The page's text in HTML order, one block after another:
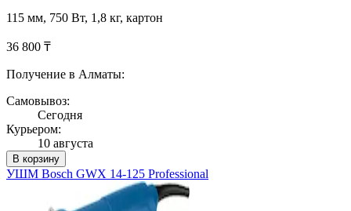
115 мм, 750 Вт, 1,8 кг, картон
36 800 ₸
Получение в Алматы:
Самовывоз:
Сегодня
Курьером:
10 августа
В корзину
УШМ Bosch GWX 14-125 Professional